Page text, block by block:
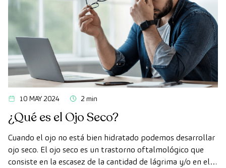
10 MAY 2024 2 min
¿Qué es el Ojo Seco?
Cuando el ojo no está bien hidratado podemos desarrollar
ojo seco. El ojo seco es un trastorno oftalmológico que
consiste en la escasez de la cantidad de lágrima y/o en el